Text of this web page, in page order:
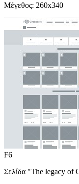
Μέγεθος: 260x340
F6
Σελίδα "The legacy of